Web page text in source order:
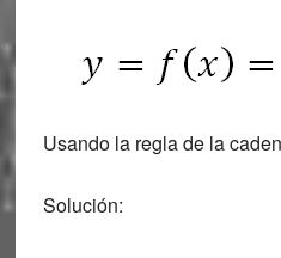
Usando la regla de la
Solución: